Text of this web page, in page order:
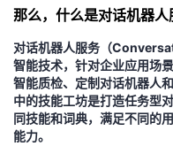
者
我
的
我
者
学
支
持
那么，什么是对话机器人
对话机器人服务（
智能技术，针对企业应用场
智能质检、定制对话机器人
中的技能工坊是打造任务型
同技能和词典，满足不同的
能力。